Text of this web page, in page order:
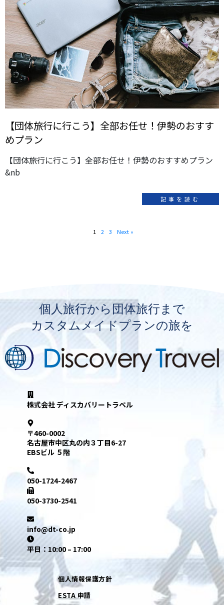
【団体旅行に行こう】全部お任せ！伊勢のおすす
めプラン
【団体旅行に行こう】全部お任せ！伊勢のおすすめプラン
&nb
記事を読む
1 2 3 Next »
個人旅行から団体旅行まで
カスタムメイドプランの旅を
株式会社 ディスカバリートラベル
〒460-0002
名古屋市中区丸の内３丁目6-27
EBSビル ５階
050-1724-2467
050-3730-2541
info@dt-co.jp
平日：10:00 – 17:00
個人情報保護方針
ESTA 申請